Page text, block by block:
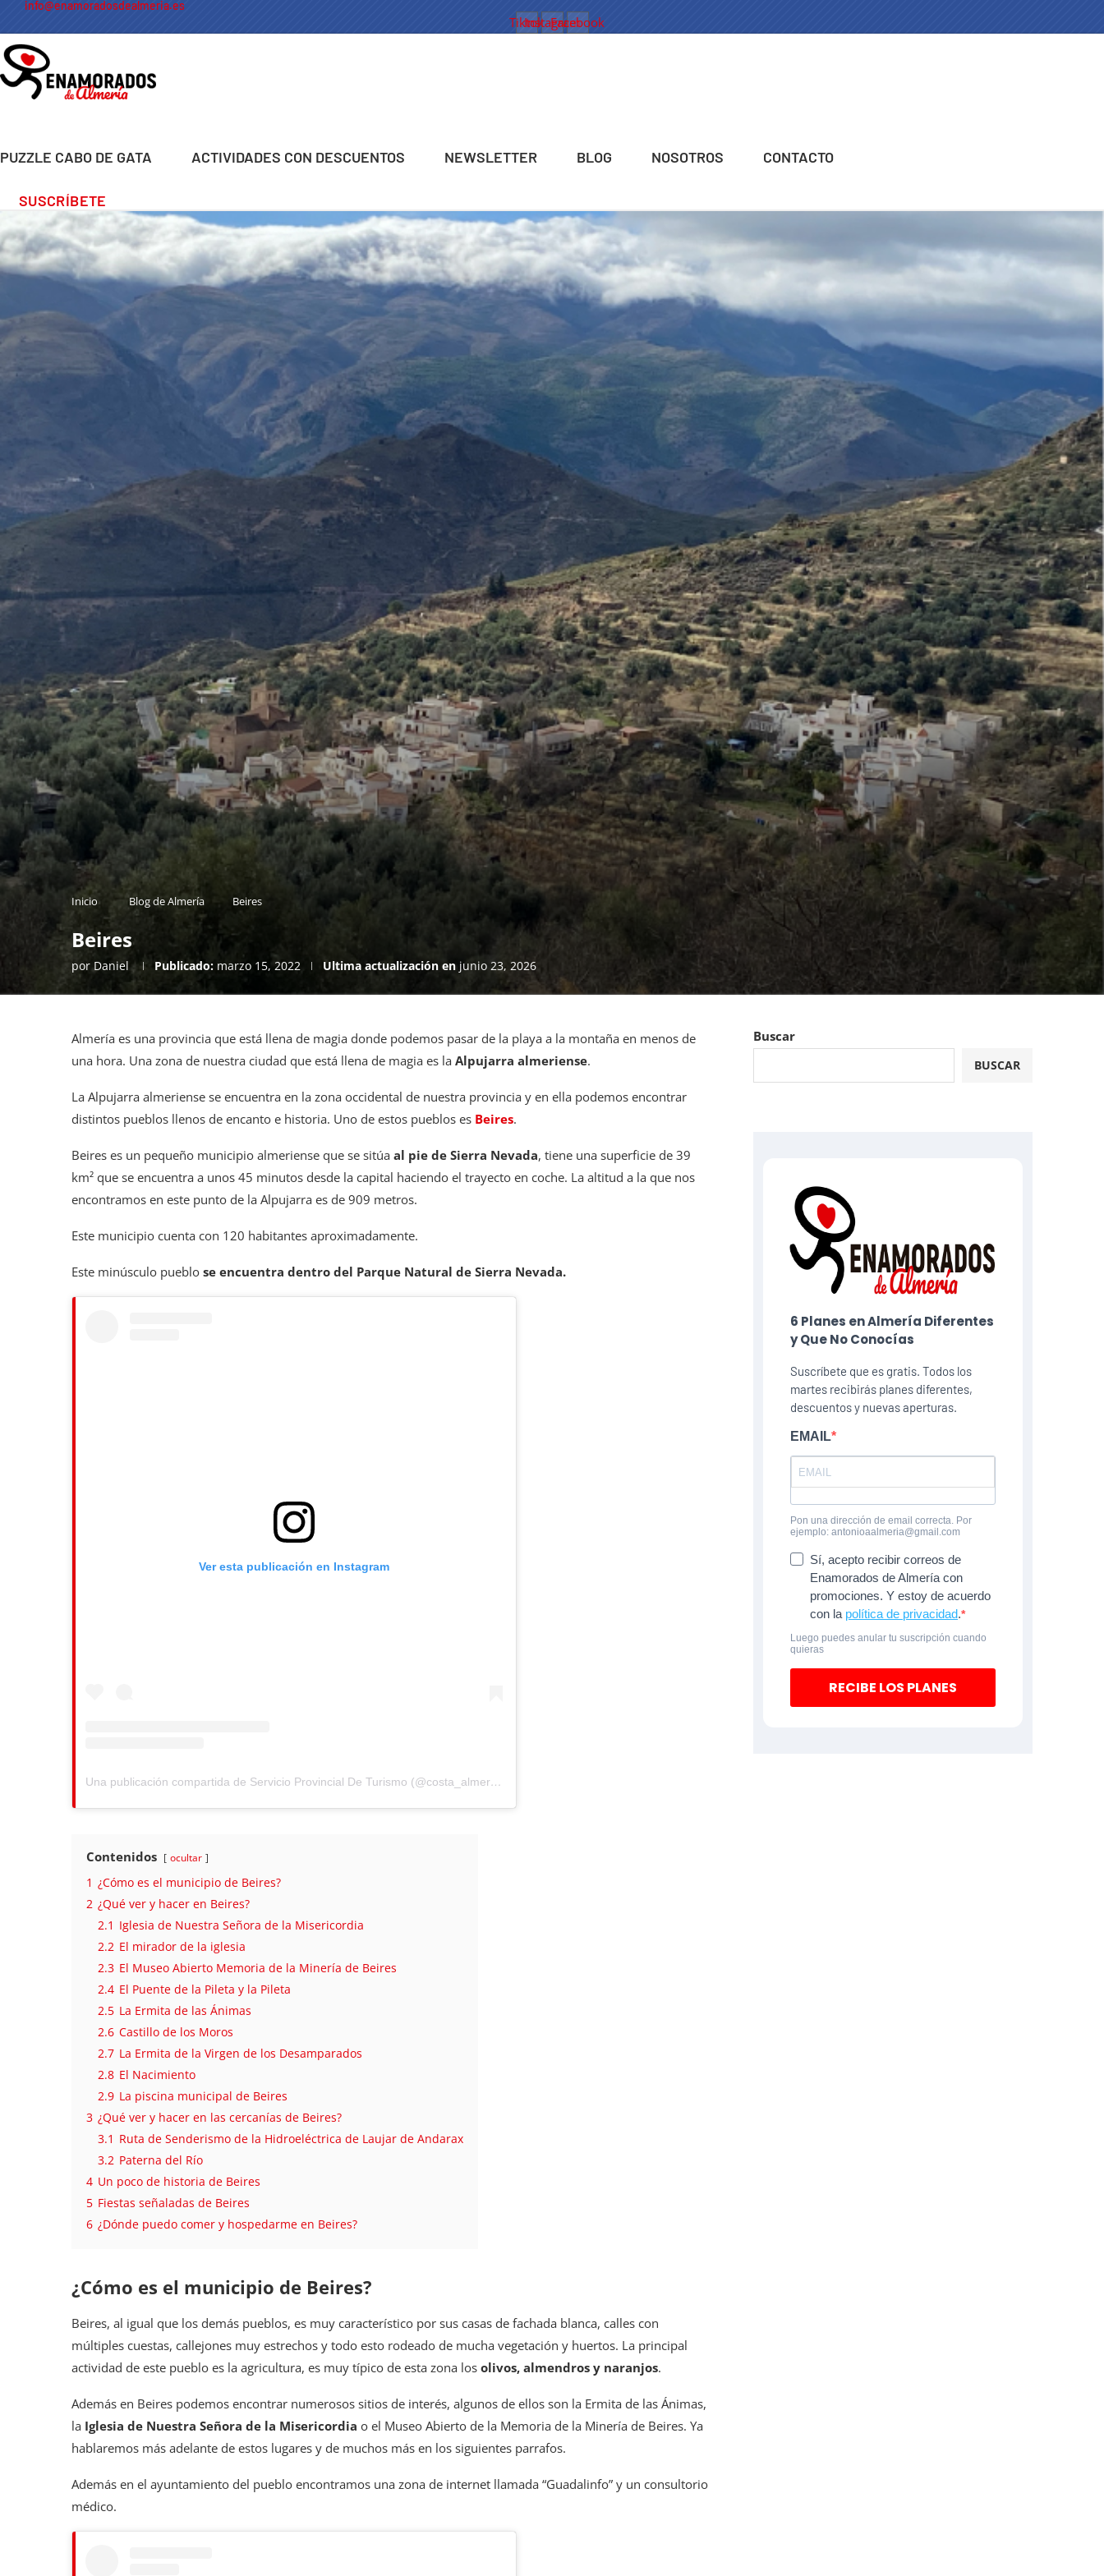
info@enamoradosdealmeria.es
Tiktok
Instagram
Facebook
PUZZLE CABO DE GATA ACTIVIDADES CON DESCUENTOS NEWSLETTER BLOG NOSOTROS CONTACTO
SUSCRÍBETE
Inicio Blog de Almería Beires
Beires
porDaniel Publicado: marzo 15, 2022 Ultima actualización en junio 23, 2026
Almería es una provincia que está llena de magia donde podemos pasar de la playa a la montaña en menos de
una hora. Una zona de nuestra ciudad que está llena de magia es la Alpujarra almeriense.
La Alpujarra almeriense se encuentra en la zona occidental de nuestra provincia y en ella podemos encontrar
distintos pueblos llenos de encanto e historia. Uno de estos pueblos es Beires.
Beires es un pequeño municipio almeriense que se sitúa al pie de Sierra Nevada, tiene una superficie de 39
km² que se encuentra a unos 45 minutos desde la capital haciendo el trayecto en coche. La altitud a la que nos
encontramos en este punto de la Alpujarra es de 909 metros.
Este municipio cuenta con 120 habitantes aproximadamente.
Este minúsculo pueblo se encuentra dentro del Parque Natural de Sierra Nevada.
Ver esta publicación en Instagram
Una publicación compartida de Servicio Provincial De Turismo (@costa_almeria)
Contenidos ocultar
1 ¿Cómo es el municipio de Beires?
2 ¿Qué ver y hacer en Beires?
2.1 Iglesia de Nuestra Señora de la Misericordia
2.2 El mirador de la iglesia
2.3 El Museo Abierto Memoria de la Minería de Beires
2.4 El Puente de la Pileta y la Pileta
2.5 La Ermita de las Ánimas
2.6 Castillo de los Moros
2.7 La Ermita de la Virgen de los Desamparados
2.8 El Nacimiento
2.9 La piscina municipal de Beires
3 ¿Qué ver y hacer en las cercanías de Beires?
3.1 Ruta de Senderismo de la Hidroeléctrica de Laujar de Andarax
3.2 Paterna del Río
4 Un poco de historia de Beires
5 Fiestas señaladas de Beires
6 ¿Dónde puedo comer y hospedarme en Beires?
¿Cómo es el municipio de Beires?
Beires, al igual que los demás pueblos, es muy característico por sus casas de fachada blanca, calles con
múltiples cuestas, callejones muy estrechos y todo esto rodeado de mucha vegetación y huertos. La principal
actividad de este pueblo es la agricultura, es muy típico de esta zona los olivos, almendros y naranjos.
Además en Beires podemos encontrar numerosos sitios de interés, algunos de ellos son la Ermita de las Ánimas,
la Iglesia de Nuestra Señora de la Misericordia o el Museo Abierto de la Memoria de la Minería de Beires. Ya
hablaremos más adelante de estos lugares y de muchos más en los siguientes parrafos.
Además en el ayuntamiento del pueblo encontramos una zona de internet llamada “Guadalinfo” y un consultorio
médico.
Buscar
BUSCAR
6 Planes​ en Almería Diferentes
y Que No Conocías
Suscríbete que es gratis. Todos los
martes recibirás planes diferentes,
descuentos y nuevas aperturas.
EMAIL
Pon una dirección de email correcta. Por
ejemplo: antonioaalmeria@gmail.com
Sí, acepto recibir correos de
Enamorados de Almería con
promociones. Y estoy de acuerdo
con la política de privacidad.
Luego puedes anular tu suscripción cuando
quieras
RECIBE LOS PLANES